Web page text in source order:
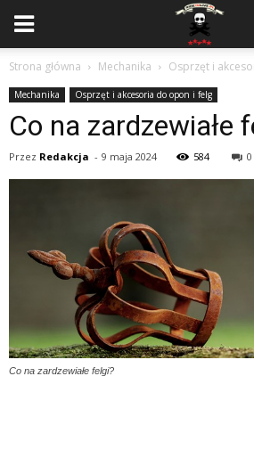
Strona główna Mechanika Osprzęt i
Mechanika Osprzęt i akcesoria do opon i felg
Co na zardzewiałe
Przez Redakcja - 9 maja 2024 584 0
Co na zardzewiałe felgi?